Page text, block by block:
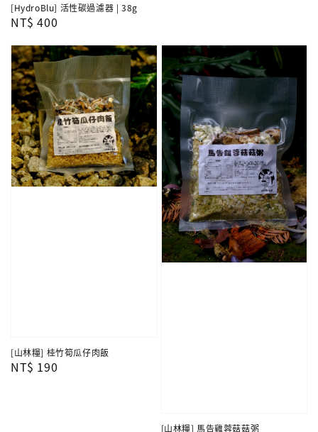
[HydroBlu] 活性碳過濾器 | 38g
Regular
NT$ 400
[山林糧] 桂竹筍瓜仔肉飯
Regular
NT$ 190
[山林糧] 馬告雞蓉菇菇粥